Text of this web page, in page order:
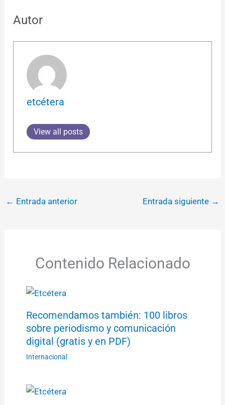
Autor
etcétera
View all posts
← Entrada anterior Entrada siguiente →
Contenido Relacionado
Recomendamos también: 100 libros
sobre periodismo y comunicación
digital (gratis y en PDF)
Internacional